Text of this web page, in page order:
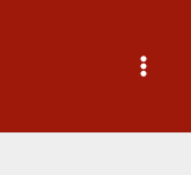
Main
Menu